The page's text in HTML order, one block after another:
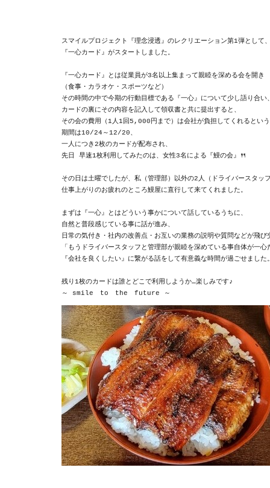
スマイルプロジェクト『理念浸透』のレクリエーション第1弾として
『一心カード』がスタートしました。
『一心カード』とは従業員が3名以上集まって親睦を深める会を開き
（食事・カラオケ・スポーツなど）
その時間の中で今期の行動目標である『一心』について少し語り合い
カードの裏にその内容を記入して領収書と共に提出すると、
その会の費用（1人1回5,000円まで）は会社が負担してくれるとい
期間は10/24～12/20、
一人につき2枚のカードが配布され、
先日 早速1枚利用してみたのは、女性3名による『鰻の会』🍴
その日は土曜でしたが、私（管理部）以外の2人（ドライバースタッ
仕事上がりのお疲れのところ鰻屋に直行して来てくれました。
まずは『一心』とはどういう事かについて話しているうちに、
自然と普段感じている事に話が進み、
日常の気付き・社内の改善点・お互いの業務の説明や質問などが飛び
「もうドライバースタッフと管理部が親睦を深めている事自体が一
『会社を良くしたい』に繋がる話をして有意義な時間が過ごせました
残り1枚のカードは誰とどこで利用しようか…楽しみです♪
～ smile　to　the　future ～